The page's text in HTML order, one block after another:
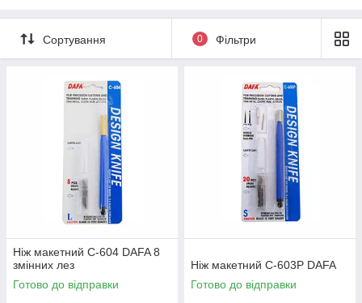
Сортування 0 Фільтри
Ніж макетний C-604 DAFA 8
змінних лез
Готово до відправки
Ніж макетний С-603Р DAFA
Готово до відправки